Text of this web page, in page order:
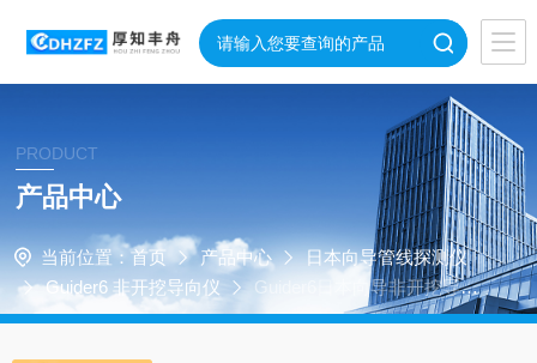
PRODUCT
产品中心
当前位置： 首页 产品中心
日本向导管线探测仪
Guider6 非开挖导向仪
Guider6日本向导非开挖导向
仪